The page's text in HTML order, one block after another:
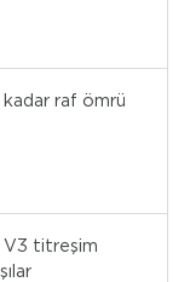
kadar raf ömrü
V3 titreşim